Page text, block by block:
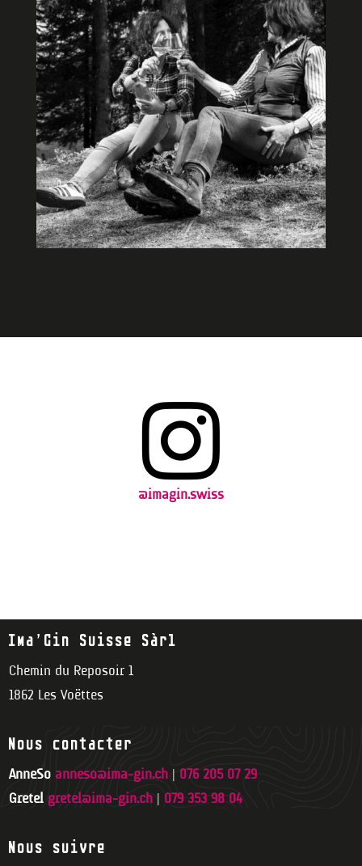

@imagin.swiss
Ima’Gin Suisse Sàrl
Chemin du Reposoir 1
1862 Les Voëttes
Nous contacter
AnneSo anneso@ima-gin.ch | 076 205 07 29
Gretelgretel@ima-gin.ch | 079 353 98 04
Nous suivre